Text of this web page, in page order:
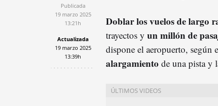
Publicada
19 marzo 2025
13:21h
Actualizada
19 marzo 2025
13:39h
Doblar los vuelos de largo
trayectos y un millón de
dispone el aeropuerto,
alargamiento de una pista y